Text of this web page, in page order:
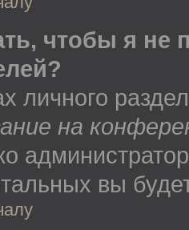
чтобы я не
личного
на
вы